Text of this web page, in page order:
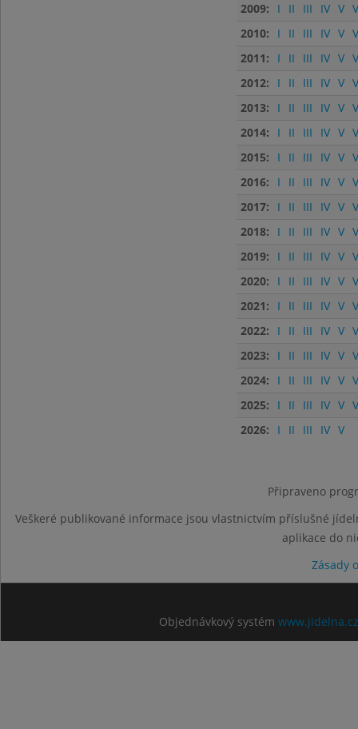
2009:
I II III IV V
2010:
I II III IV V
2011:
I II III IV V
2012:
I II III IV V
2013:
I II III IV V
2014:
I II III IV V
2015:
I II III IV V
2016:
I II III IV V
2017:
I II III IV V
2018:
I II III IV V
2019:
I II III IV V
2020:
I II III IV V
2021:
I II III IV V
2022:
I II III IV V
2023:
I II III IV V
2024:
I II III IV V
2025:
I II III IV V
2026:
I II III IV V
Připraveno
Veškeré publikované informace jsou vlastnictvím příslušné
aplikace do
Zásady
Objednávkový systém www.jidelna.cz